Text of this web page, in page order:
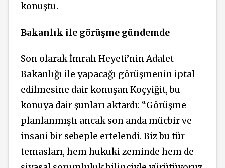
konuştu.
Bakanlık ile görüşme gündemde
Son olarak İmralı Heyeti’nin Adalet
Bakanlığı ile yapacağı görüşmenin iptal
edilmesine dair konuşan Koçyiğit, bu
konuya dair şunları aktardı: “Görüşme
planlanmıştı ancak son anda mücbir ve
insani bir sebeple ertelendi. Biz bu tür
temasları, hem hukuki zeminde hem de